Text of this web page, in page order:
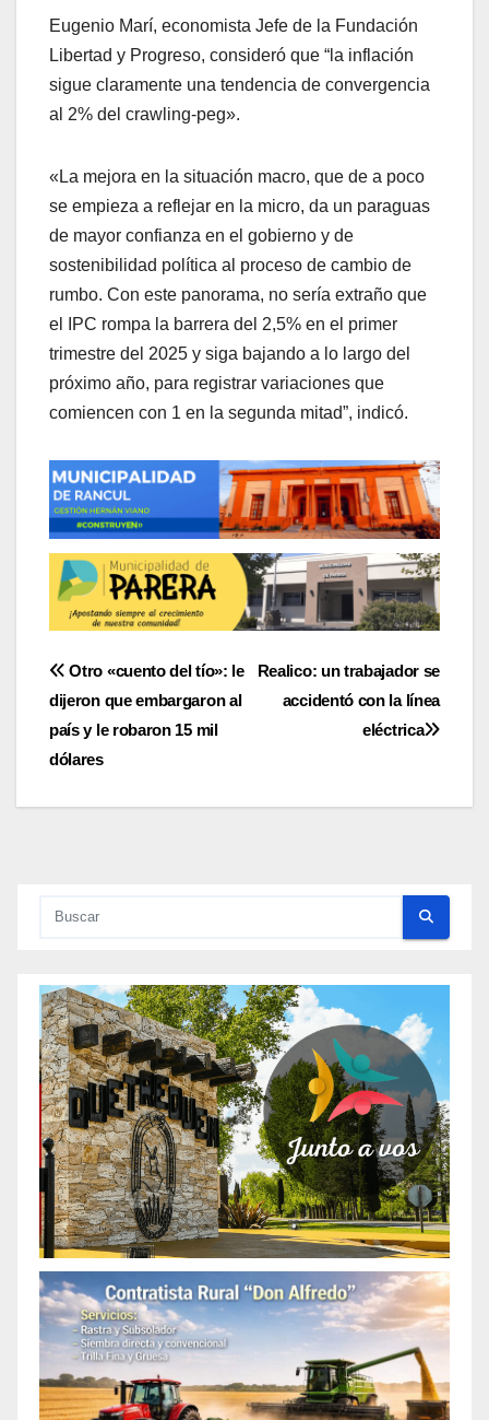
Eugenio Marí, economista Jefe de la Fundación
Libertad y Progreso, consideró que “la inflación
sigue claramente una tendencia de convergencia
al 2% del crawling-peg».
«La mejora en la situación macro, que de a poco
se empieza a reflejar en la micro, da un paraguas
de mayor confianza en el gobierno y de
sostenibilidad política al proceso de cambio de
rumbo. Con este panorama, no sería extraño que
el IPC rompa la barrera del 2,5% en el primer
trimestre del 2025 y siga bajando a lo largo del
próximo año, para registrar variaciones que
comiencen con 1 en la segunda mitad”, indicó.
Navegación
de
entradas
Realico: un trabajador se
accidentó con la línea
eléctrica
Otro «cuento del tío»: le
dijeron que embargaron al
país y le robaron 15 mil
dólares